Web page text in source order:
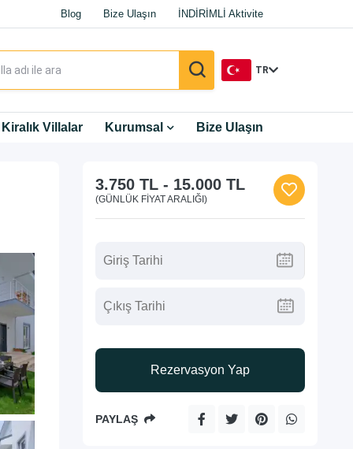
Blog Bize Ulaşın İNDİRİMLİ Aktivite
TR
Kiralık Villalar Kurumsal Bize Ulaşın
3.750 TL- 15.000 TL
(GÜNLÜK FIYAT ARALIĞI)
Rezervasyon Yap
PAYLAŞ